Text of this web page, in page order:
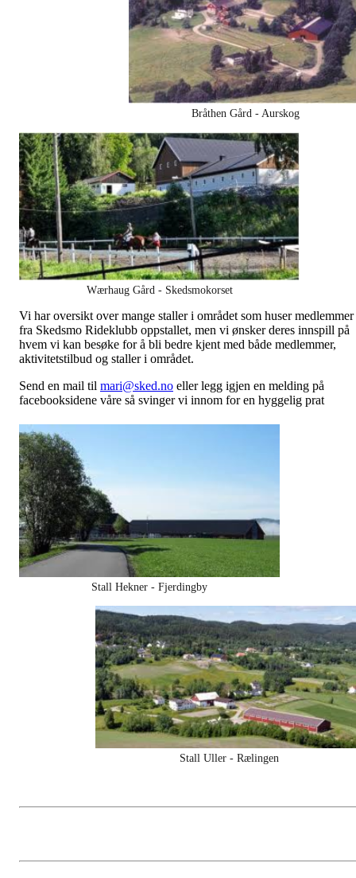
Bråthen Gård - Aurskog
Wærhaug Gård - Skedsmokorset
Vi har oversikt over mange staller i området som huser medlemmer
fra Skedsmo Rideklubb oppstallet, men vi ønsker deres innspill på
hvem vi kan besøke for å bli bedre kjent med både medlemmer,
aktivitetstilbud og staller i området.
Send en mail til mari@sked.no eller legg igjen en melding på
facebooksidene våre så svinger vi innom for en hyggelig prat
Stall Hekner - Fjerdingby
Stall Uller - Rælingen